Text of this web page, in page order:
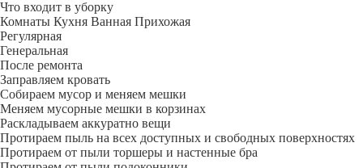
Что входит в уборку
Регу­лярная
Гене­ральная
После ремонта
Заправляем кровать
Собираем мусор и меняем мешки
Меняем мусорные мешки в корзинах
Раскладываем аккуратно вещи
Протираем пыль на всех доступных и свободных поверхностях
Протираем от пыли торшеры и настенные бра